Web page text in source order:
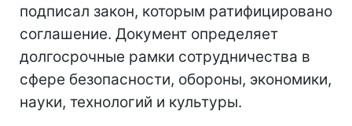
подписал закон, которым ратифицировано
соглашение. Документ определяет
долгосрочные рамки сотрудничества в
сфере безопасности, обороны, экономики,
науки, технологий и культуры.